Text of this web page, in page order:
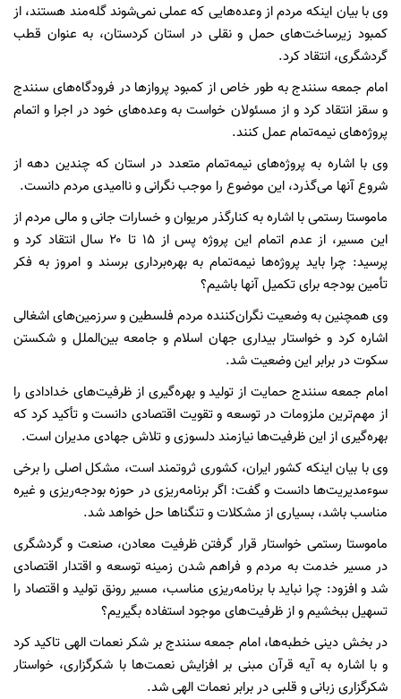
وی با بیان اینکه مردم از وعده‌هایی که عملی نمی‌شوند گله‌مند هستند، از
کمبود زیرساخت‌های حمل و نقلی در استان کردستان، به عنوان قطب
گردشگری، انتقاد کرد.
امام جمعه سنندج به طور خاص از کمبود پروازها در فرودگاه‌های سنندج
و سقز انتقاد کرد و از مسئولان خواست به وعده‌های خود در اجرا و اتمام
پروژه‌های نیمه‌تمام عمل کنند.
وی با اشاره به پروژه‌های نیمه‌تمام متعدد در استان که چندین دهه از
شروع آنها می‌گذرد، این موضوع را موجب نگرانی و ناامیدی مردم دانست.
ماموستا رستمی با اشاره به کنارگذر مریوان و خسارات جانی و مالی مردم از
این مسیر، از عدم اتمام این پروژه پس از ۱۵ تا ۲۰ سال انتقاد کرد و
پرسید: چرا باید پروژه‌ها نیمه‌تمام به بهره‌برداری برسند و امروز به فکر
تأمین بودجه برای تکمیل آنها باشیم؟
وی همچنین به وضعیت نگران‌کننده مردم فلسطین و سرزمین‌های اشغالی
اشاره کرد و خواستار بیداری جهان اسلام و جامعه بین‌الملل و شکستن
سکوت در برابر این وضعیت شد.
امام جمعه سنندج حمایت از تولید و بهره‌گیری از ظرفیت‌های خدادادی را
از مهم‌ترین ملزومات در توسعه و تقویت اقتصادی دانست و تأکید کرد که
بهره‌گیری از این ظرفیت‌ها نیازمند دلسوزی و تلاش جهادی مدیران است.
وی با بیان اینکه کشور ایران، کشوری ثروتمند است، مشکل اصلی را برخی
سوءمدیریت‌ها دانست و گفت: اگر برنامه‌ریزی در حوزه بودجه‌ریزی و غیره
مناسب باشد، بسیاری از مشکلات و تنگناها حل خواهد شد.
ماموستا رستمی خواستار قرار گرفتن ظرفیت معادن، صنعت و گردشگری
در مسیر خدمت به مردم و فراهم شدن زمینه توسعه و اقتدار اقتصادی
شد و افزود: چرا نباید با برنامه‌ریزی مناسب، مسیر رونق تولید و اقتصاد را
تسهیل ببخشیم و از ظرفیت‌های موجود استفاده بگیریم؟
در بخش دینی خطبه‌ها، امام جمعه سنندج بر شکر نعمات الهی تاکید کرد
و با اشاره به آیه قرآن مبنی بر افزایش نعمت‌ها با شکرگزاری، خواستار
شکرگزاری زبانی و قلبی در برابر نعمات الهی شد.